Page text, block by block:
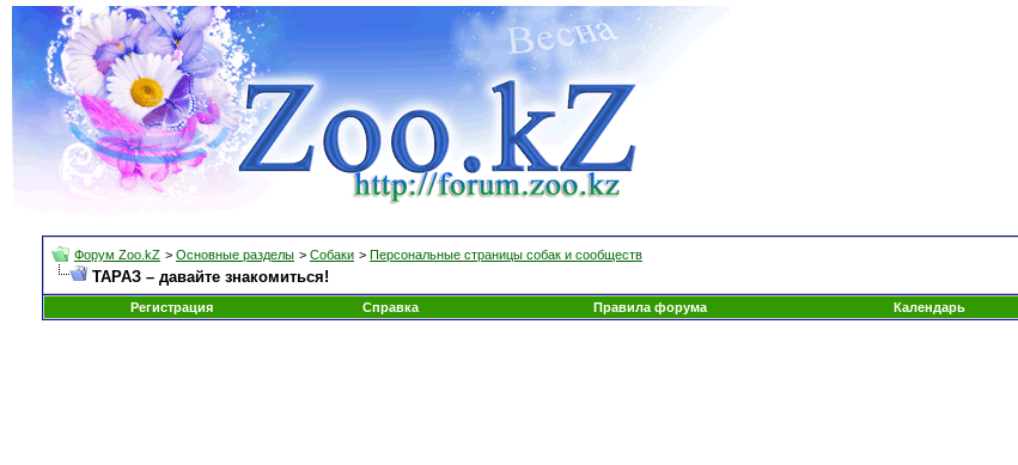
Форум Zoo.kZ > Основные разделы > Собаки > Персональные страницы собак и сообществ
ТАРАЗ – давайте знакомиться!
Регистрация
Справка Правила форума Календарь